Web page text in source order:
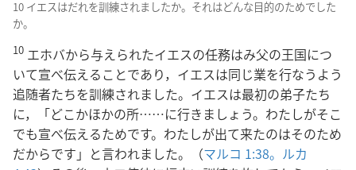
10 イエスはだれを訓練されましたか。それはどんな目的のためでした
か。
10 エホバから与えられたイエスの任務はみ父の王国につ
いて宣べ伝えることであり，イエスは同じ業を行なうよう
追随者たちを訓練されました。イエスは最初の弟子たち
に，「どこかほかの所……に行きましょう。わたしがそこ
でも宣べ伝えるためです。わたしが出て来たのはそのため
だからです」と言われました。（マルコ 1:38。 ルカ